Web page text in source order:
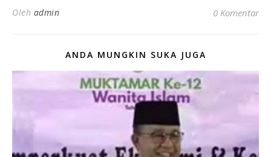
Oleh admin 0 Komentar
ANDA MUNGKIN SUKA JUGA